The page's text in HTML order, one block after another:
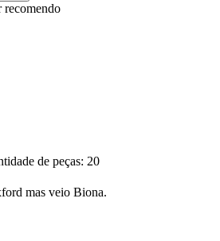
recomendo
de peças: 20
mas veio Biona.